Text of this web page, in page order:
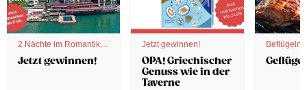
2 Nächte im Romantik
Hotel
Jetzt gewinnen!
Jetzt gewinnen!
OPA! Griechischer
Genuss wie in der
Taverne